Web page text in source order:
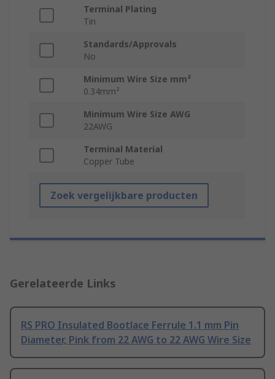
Terminal Plating
Tin
Standards/Approvals
No
Minimum Wire Size mm²
0.34mm²
Minimum Wire Size AWG
22AWG
Terminal Material
Copper Tube
Zoek vergelijkbare producten
Gerelateerde Links
RS PRO Insulated Bootlace Ferrule 1.1 mm Pin
Diameter, Pink from 22 AWG to 22 AWG Wire Size